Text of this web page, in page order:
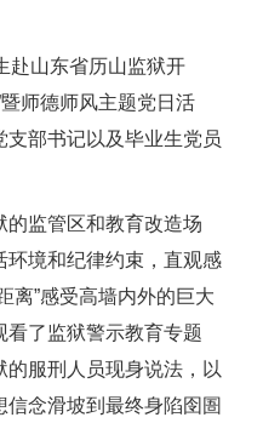
赴山东省历山监狱开
师德师风主题党日活
部书记以及毕业生党员
的监管区和教育改造场
环境和纪律约束，直观感
离”感受高墙内外的巨大
看了监狱警示教育专题
的服刑人员现身说法，以
念滑坡到最终身陷囹圄